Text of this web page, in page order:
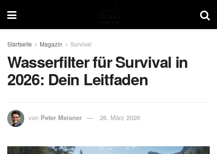
Startseite Magazin Survival
Wasserfilter für Survival in
2026: Dein Leitfaden
von Peter Meisner 26. März 2026